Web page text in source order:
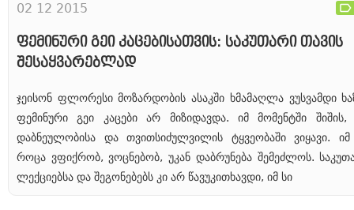
02 12 2015
ფემინური გეი კაცებისათვის: საკუთარი თავის
შესაყვარებლად
ჯეისონ ფლორესი მოზარდობის ასაკში ხმამაღლა ვუსვამდი
ფემინური გეი კაცები არ მიზიდავდა. იმ მომენტში შიშის,
დაბნეულობისა და თვითსიძულვილის ტყვეობაში ვიყავი.
როცა ვფიქრობ, ვოცნებობ, უკან დაბრუნება შემეძლოს.
ლექციებსა და შეგონებებს კი არ წავუკითხავდი, იმ სი